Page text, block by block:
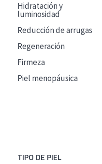
Hidratación y
luminosidad
Reducción de arrugas
Regeneración
Firmeza
Piel menopáusica
TIPO DE PIEL